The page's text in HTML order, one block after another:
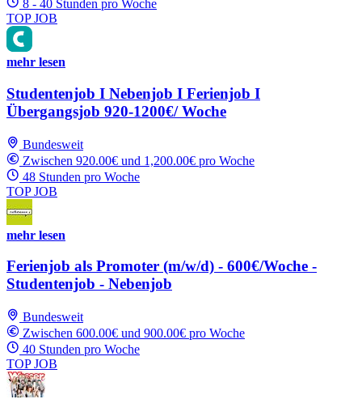
8 - 40 Stunden pro Woche
TOP JOB
mehr lesen
Studentenjob I Nebenjob I Ferienjob I
Übergangsjob 920-1200€/ Woche
Bundesweit
Zwischen 920.00€ und 1,200.00€ pro Woche
48 Stunden pro Woche
TOP JOB
mehr lesen
Ferienjob als Promoter (m/w/d) - 600€/Woche -
Studentenjob - Nebenjob
Bundesweit
Zwischen 600.00€ und 900.00€ pro Woche
40 Stunden pro Woche
TOP JOB